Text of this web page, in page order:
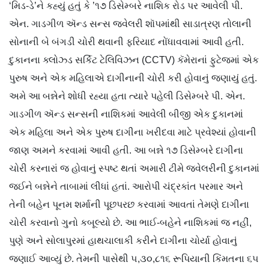
‘મિડ-ડે’ને કહ્યું હતું કે ’૧૭ ડિસેમ્બરે નાશિક રોડ પર આવેલી પી.
એન. ગાડગીળ ઍન્ડ સન્સ જ્વેલરી શૉપમાંથી સાડાત્રણ તોલાની
સોનાની બે બંગડી ચોરી થવાની ફરિયાદ નોંધાવવામાં આવી હતી.
દુકાનના ક્લોઝ્ડ સર્કિટ ટેલિવિઝન (CCTV) કૅમેરાનાં ફુટેજમાં એક
પુરુષ અને એક મહિલાએ દાગીનાની ચોરી કરી હોવાનું જણાયું હતું.
અમે આ બન્નેને શોધી રહ્યા હતા ત્યારે પહેલી ડિસેમ્બરે પી. એન.
ગાડગીળ ઍન્ડ સન્સની નાશિકમાં આવેલી બીજી એક દુકાનમાં
એક મહિલા અને એક પુરુષ દાગીના ખરીદવા માટે પ્રવેશ્યાં હોવાની
જાણ અમને કરવામાં આવી હતી. આ બન્ને ૧૭ ડિસેમ્બરે દાગીના
ચોરી કરનારાં જ હોવાનું સ્પષ્ટ થતાં અમારી ટીમે જ્વેલરીની દુકાનમાં
જઈને બન્નેને તાબામાં લીધાં હતાં. આરોપી ચંદ્રકાંત પરમાર અને
તેની બહેન પૂનમ શર્માની પૂછપરછ કરવામાં આવતાં તેમણે દાગીના
ચોરી કરવાનો ગુનો કબૂલ્યો છે. આ ભાઈ-બહેને નાશિકમાં જ નહીં,
પુણે અને સોલાપુરમાં હાથચાલાકી કરીને દાગીના ચોર્યા હોવાનું
જણાઈ આવ્યું છે. તેમની પાસેથી ૫,૩૦,૮૧૬ રૂપિયાની કિંમતના ૬૫